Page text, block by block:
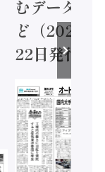
むデータ活
ど（2026年
22日発行）